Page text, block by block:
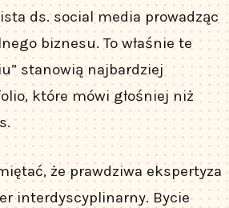
ds. social media prowadząc
biznesu. To właśnie te
stanowią najbardziej
które mówi głośniej niż
że prawdziwa ekspertyza
interdyscyplinarny. Bycie